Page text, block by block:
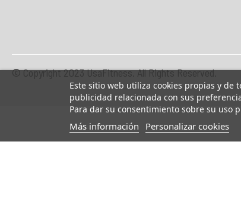
Este sitio web utiliza cookies propias y
publicidad relacionada con sus
Para dar su consentimiento sobre su uso
Más información Personalizar cookies
© Copyright 2023 UsaFitness. All Rights Reserved.